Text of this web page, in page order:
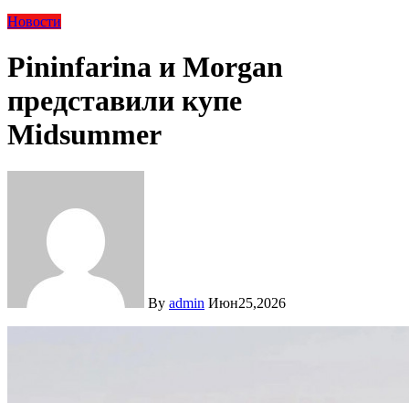
Новости
Pininfarina и Morgan
представили купе
Midsummer
By admin Июн25,2026